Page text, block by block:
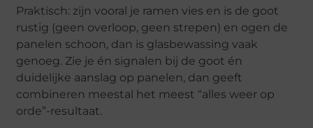
Praktisch: zijn vooral je ramen vies en is de goot
rustig (geen overloop, geen strepen) en ogen de
panelen schoon, dan is glasbewassing vaak
genoeg. Zie je én signalen bij de goot én
duidelijke aanslag op panelen, dan geeft
combineren meestal het meest “alles weer op
orde”-resultaat.